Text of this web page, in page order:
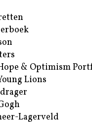
& Optimism
Lions
Lagerveld